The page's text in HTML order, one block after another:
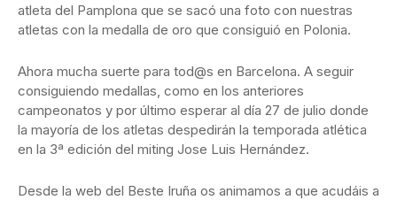
atleta del Pamplona que se sacó una foto con nuestras
atletas con la medalla de oro que consiguió en Polonia.
Ahora mucha suerte para tod@s en Barcelona. A seguir
consiguiendo medallas, como en los anteriores
campeonatos y por último esperar al día 27 de julio donde
la mayoría de los atletas despedirán la temporada atlética
en la 3ª edición del miting Jose Luis Hernández.
Desde la web del Beste Iruña os animamos a que acudáis a